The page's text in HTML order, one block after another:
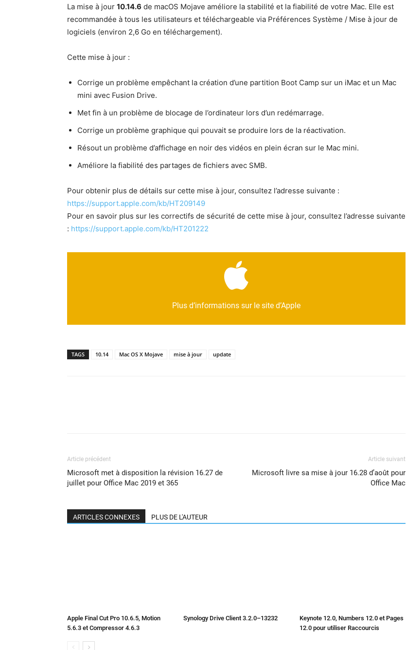
La mise à jour 10.14.6 de macOS Mojave améliore la sta­bil­ité et la fia­bil­ité de votre Mac. Elle est
recom­mandée à tous les util­isa­teurs et télécharge­able via Préférences Sys­tème / Mise à jour de
logi­ciels (env­i­ron 2,6 Go en téléchargement).
Cette mise à jour :
Cor­rige un prob­lème empêchant la créa­tion d’une par­ti­tion Boot Camp sur un iMac et un Mac
mini avec Fusion Drive.
Met fin à un prob­lème de blocage de l’ordinateur lors d’un redémarrage.
Cor­rige un prob­lème graphique qui pou­vait se pro­duire lors de la réactivation.
Résout un prob­lème d’affichage en noir des vidéos en plein écran sur le Mac mini.
Améliore la fia­bil­ité des partages de fichiers avec SMB.
Pour obtenir plus de détails sur cette mise à jour, con­sul­tez l’adresse suiv­ante :
https://support.apple.com/kb/HT209149
Pour en savoir plus sur les cor­rec­tifs de sécu­rité de cette mise à jour, con­sul­tez l’adresse suiv­ante
: https://support.apple.com/kb/HT201222
Plus d’informations sur le site d’Apple
Se rendre sur le support d’Apple
TAGS 10.14 Mac OS X Mojave mise à jour update
Article précédent
Microsoft met à disposition la révision 16.27 de
juillet pour Office Mac 2019 et 365
Article suivant
Microsoft livre sa mise à jour 16.28 d’août pour
Office Mac
ARTICLES CONNEXES PLUS DE L'AUTEUR
Apple Final Cut Pro 10.6.5, Motion
5.6.3 et Compressor 4.6.3
Synology Drive Client 3.2.0–13232
Keynote 12.0, Numbers 12.0 et Pages
12.0 pour utiliser Raccourcis